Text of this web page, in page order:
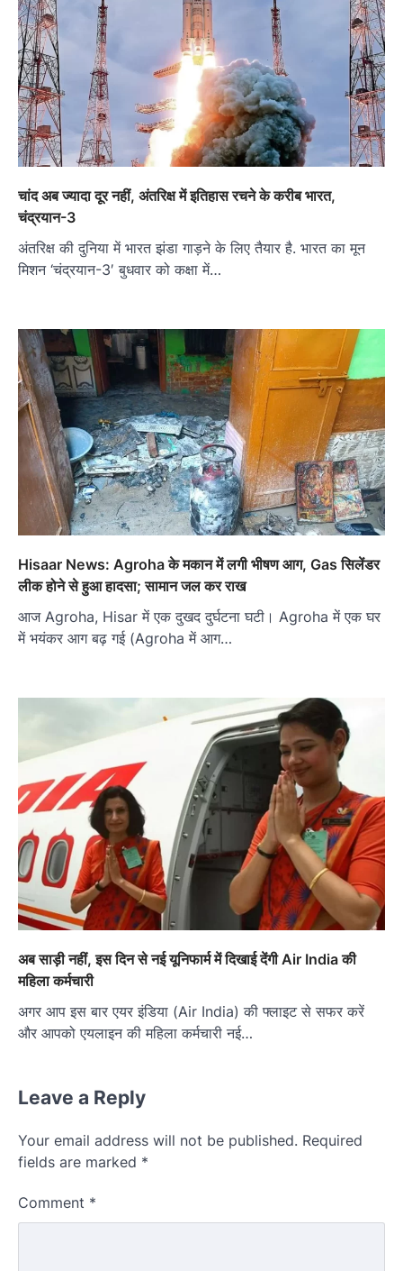
चांद अब ज्यादा दूर नहीं, अंतरिक्ष में इतिहास रचने के करीब भारत,
चंद्रयान-3
अंतरिक्ष की दुनिया में भारत झंडा गाड़ने के लिए तैयार है. भारत का मून
मिशन ‘चंद्रयान-3′ बुधवार को कक्षा में…
Hisaar News: Agroha के मकान में लगी भीषण आग, Gas सिलेंडर
लीक होने से हुआ हादसा; सामान जल कर राख
आज Agroha, Hisar में एक दुखद दुर्घटना घटी। Agroha में एक घर
में भयंकर आग बढ़ गई (Agroha में आग…
अब साड़ी नहीं, इस द‍िन से नई यूनिफार्म में द‍िखाई देंगी Air India की
महिला कर्मचारी
अगर आप इस बार एयर इंडिया (Air India) की फ्लाइट से सफर करें
और आपको एयलाइन की महिला कर्मचारी नई…
Leave a Reply
Your email address will not be published. Required
fields are marked *
Comment *